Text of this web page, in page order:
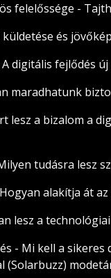
felelőssége -
küldetése és
digitális fejlődés
maradhatunk
lesz a bizalom a
tudásra lesz
alakítja át
lesz a
- Mi kell a
(Solarbuzz)